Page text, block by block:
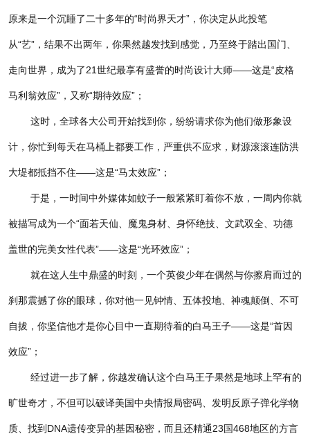
原来是一个沉睡了二十多年的“时尚界天才”，你决定从此投笔
从“艺”，结果不出两年，你果然越发找到感觉，乃至终于踏出国门、
走向世界，成为了21世纪最享有盛誉的时尚设计大师——这是“皮格
马利翁效应”，又称“期待效应”；
这时，全球各大公司开始找到你，纷纷请求你为他们做形象设
计，你忙到每天在马桶上都要工作，严重供不应求，财源滚滚连防洪
大堤都抵挡不住——这是“马太效应”；
于是，一时间中外媒体如蚊子一般紧紧盯着你不放，一周内你就
被描写成为一个“面若天仙、魔鬼身材、身怀绝技、文武双全、功德
盖世的完美女性代表”——这是“光环效应”；
就在这人生中鼎盛的时刻，一个英俊少年在偶然与你擦肩而过的
刹那震撼了你的眼球，你对他一见钟情、五体投地、神魂颠倒、不可
自拔，你坚信他才是你心目中一直期待着的白马王子——这是“首因
效应”；
经过进一步了解，你越发确认这个白马王子果然是地球上罕有的
旷世奇才，不但可以破译美国中央情报局密码、发明反原子弹化学物
质、找到 DNA遗传变异的基因秘密，而且还精通23国468地区的方言